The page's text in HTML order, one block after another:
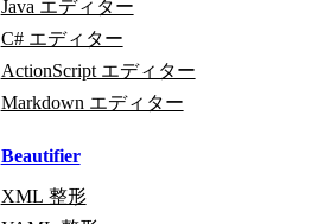
Java エディター
C# エディター
ActionScript エディター
Markdown エディター
Beautifier
XML 整形